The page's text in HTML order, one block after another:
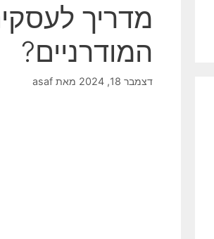
מדריך
המודרניים?
דצמבר 18, 2024 מאת asaf